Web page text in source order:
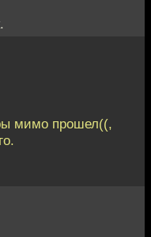
мимо прошел((,